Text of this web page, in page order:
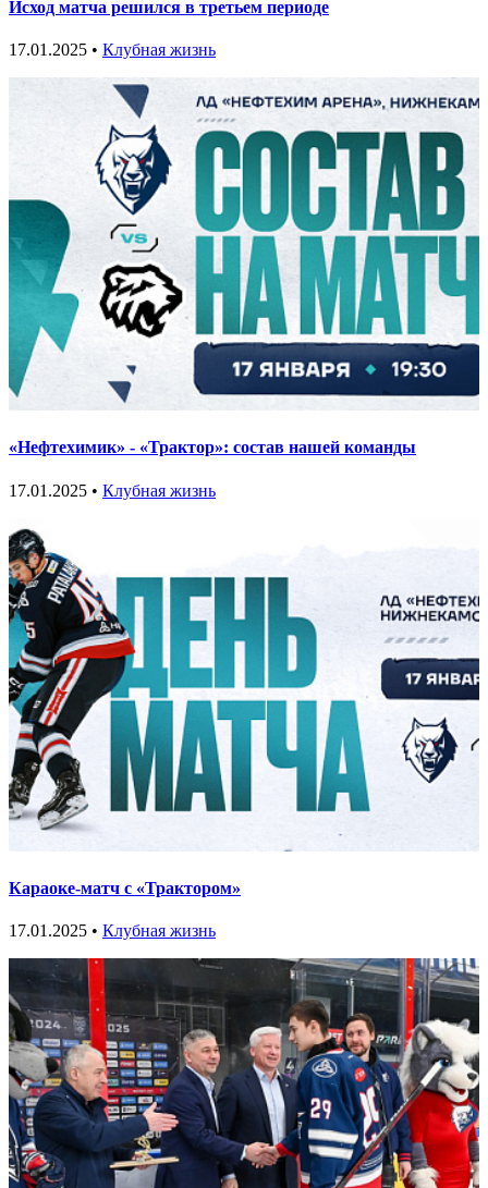
Исход матча решился в третьем периоде
17.01.2025 • Клубная жизнь
«Нефтехимик» - «Трактор»: состав нашей команды
17.01.2025 • Клубная жизнь
Караоке-матч с «Трактором»
17.01.2025 • Клубная жизнь